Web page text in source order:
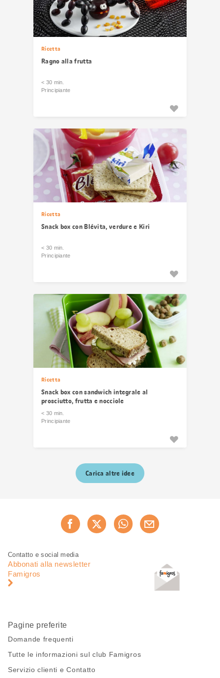
Ricetta
Ragno alla frutta
< 30 min.
Principiante
Ricetta
Snack box con Blévita, verdure e Kiri
< 30 min.
Principiante
Ricetta
Snack box con sandwich integrale al
prosciutto, frutta e nocciole
< 30 min.
Principiante
Carica altre idee
Consiglia ora
Piè
pagina
Navigazione
pagina
Contatto e social media
Abbonati alla newsletter
Famigros
Pagine preferite
Domande frequenti
Tutte le informazioni sul club Famigros
Servizio clienti e Contatto